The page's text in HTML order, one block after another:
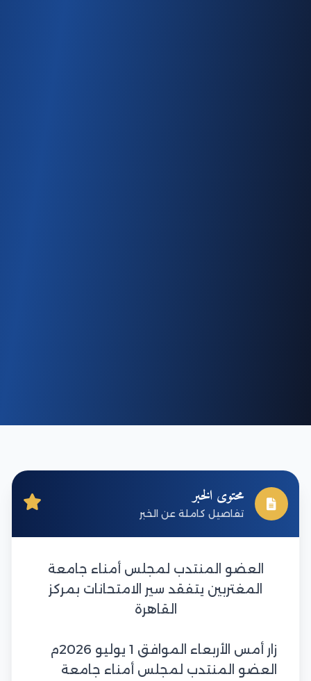
محتوى الخبر
تفاصيل كاملة عن الخبر
العضو المنتدب لمجلس أمناء جامعة
المغتربين يتفقد سير الامتحانات بمركز
القاهرة
زار أمس الأربعاء الموافق 1 يوليو 2026م
العضو المنتدب لمجلس أمناء جامعة